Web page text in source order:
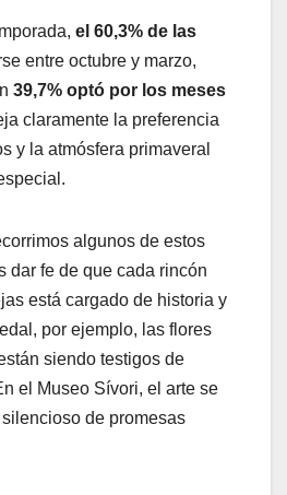
el 60,3% de las
entre octubre y marzo,
39,7% optó por los meses
claramente la preferencia
y la atmósfera primaveral
algunos de estos
dar fe de que cada rincón
está cargado de historia y
por ejemplo, las flores
siendo testigos de
el Museo Sívori, el arte se
de promesas